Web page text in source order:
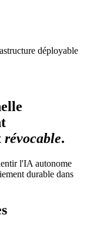
déployable
révocable.
l'IA autonome
durable dans